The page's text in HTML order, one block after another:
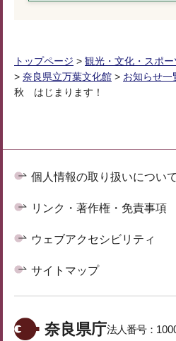
トップページ > 観光・文化・スポー
> 奈良県立万葉文化館 > お知らせ一
秋 はじまります！
個人情報の取り扱いについて
リンク・著作権・免責事項
ウェブアクセシビリティ
サイトマップ
奈良県庁法人番号：